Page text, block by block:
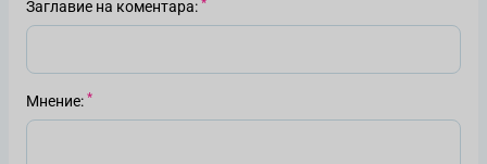
Заглавие на коментара
Мнение